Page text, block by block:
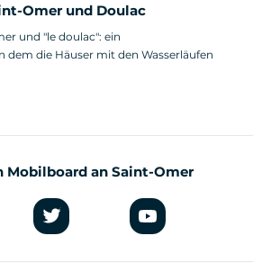
Omer und Doulac
und "le doulac": ein
dem die Häuser mit den Wasserläufen
Mobilboard an Saint-Omer